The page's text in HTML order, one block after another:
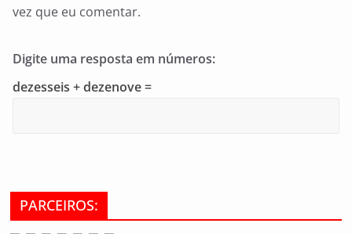
vez que eu comentar.
Digite uma resposta em números:
dezesseis + dezenove =
PARCEIROS: